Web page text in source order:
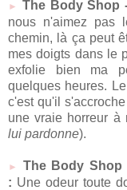
► The Body Shop
nous n'aimez pas
chemin, là ça peut
mes doigts dans le
exfolie bien ma
quelques heures.
c'est qu'il
une vraie horreur à
lui pardonne).
►
The Body Shop
: Une odeur toute